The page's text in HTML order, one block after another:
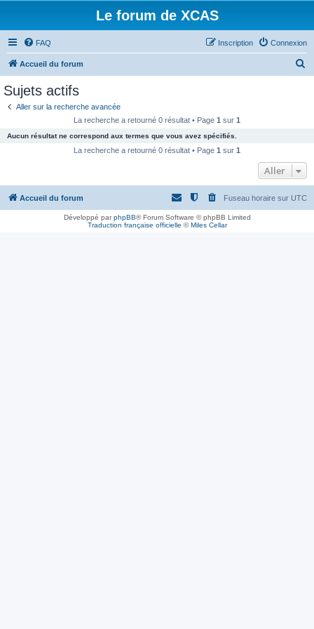
Le forum de XCAS
FAQ Connexion
Inscription
Accueil du forum
c
e
Sujets actifs
Aller sur la recherche avancée
La recherche a retourné 0 résultat • Page 1 sur 1
Aucun résultat ne correspond aux termes que vous avez spécifiés.
La recherche a retourné 0 résultat • Page 1 sur 1
Aller
Accueil du forum Fuseau horaire sur UTC
Développé parphpBB® Forum Software © phpBB Limited
Traduction française officielle ©Miles Cellar